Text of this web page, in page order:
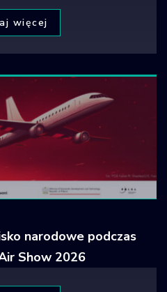
więcej
narodowe podczas
Show 2026